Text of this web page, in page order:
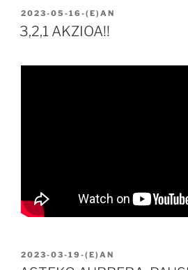
2023-05-16-(E)AN
3,2,1 AKZIOA!!
2023-03-19-(E)AN